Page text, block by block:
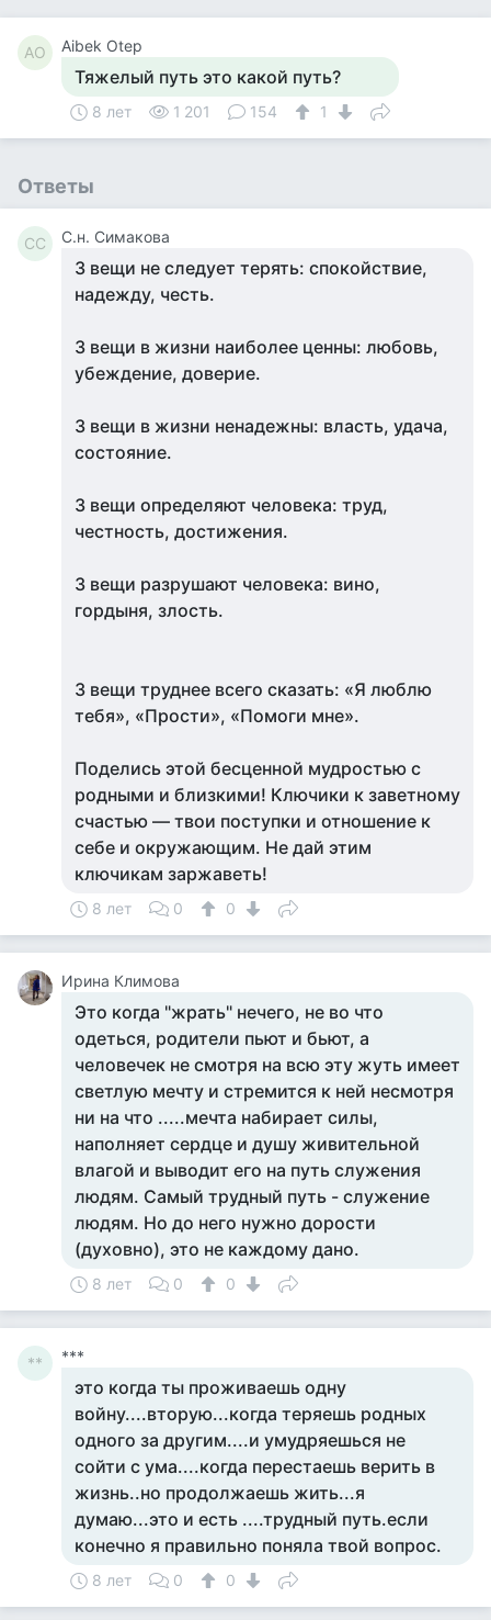
AO Aibek Otep
Тяжелый путь это какой путь?
8 лет 1 201 154 1
Ответы
СС С.н. Симакова
3 вещи не следует терять: спокойствие,
надежду, честь.
3 вещи в жизни наиболее ценны: любовь,
убеждение, доверие.
3 вещи в жизни ненадежны: власть, удача,
состояние.
3 вещи определяют человека: труд,
честность, достижения.
3 вещи разрушают человека: вино,
гордыня, злость.
3 вещи труднее всего сказать: «Я люблю
тебя», «Прости», «Помоги мне».
Поделись этой бесценной мудростью с
родными и близкими! Ключики к заветному
счастью — твои поступки и отношение к
себе и окружающим. Не дай этим
ключикам заржаветь!
8 лет 0 0
Ирина Климова
Это когда "жрать" нечего, не во что
одеться, родители пьют и бьют, а
человечек не смотря на всю эту жуть имеет
светлую мечту и стремится к ней несмотря
ни на что .....мечта набирает силы,
наполняет сердце и душу живительной
влагой и выводит его на путь служения
людям. Самый трудный путь - служение
людям. Но до него нужно дорости
(духовно), это не каждому дано.
8 лет 0 0
** ***
это когда ты проживаешь одну
войну....вторую...когда теряешь родных
одного за другим....и умудряешься не
сойти с ума....когда перестаешь верить в
жизнь..но продолжаешь жить...я
думаю...это и есть ....трудный путь.если
конечно я правильно поняла твой вопрос.
8 лет 0 0